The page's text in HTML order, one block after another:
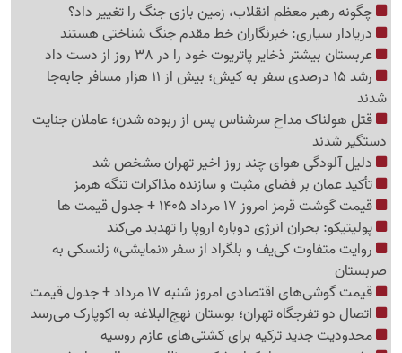
چگونه رهبر معظم انقلاب، زمین بازی جنگ را تغییر داد؟
دریادار سیاری: خبرنگاران خط مقدم جنگ شناختی هستند
عربستان بیشتر ذخایر پاتریوت خود را در 38 روز از دست داد
رشد 15 درصدی سفر به کیش؛ بیش از 11 هزار مسافر جابه‌جا
شدند
قتل هولناک مداح سرشناس پس از ربوده شدن؛ عاملان جنایت
دستگیر شدند
دلیل آلودگی هوای چند روز اخیر تهران مشخص شد
تأکید عمان بر فضای مثبت و سازنده مذاکرات تنگه هرمز
قیمت گوشت قرمز امروز 17 مرداد 1405 + جدول قیمت ها
پولیتیکو: بحران انرژی دوباره اروپا را تهدید می‌کند
روایت متفاوت کی‌یف و بلگراد از سفر «نمایشی» زلنسکی به
صربستان
قیمت گوشی‌های اقتصادی امروز شنبه 17 مرداد + جدول قیمت
اتصال دو تفرجگاه تهران؛ بوستان نهج‌البلاغه به اکوپارک می‌رسد
محدودیت جدید ترکیه برای کشتی‌های عازم روسیه